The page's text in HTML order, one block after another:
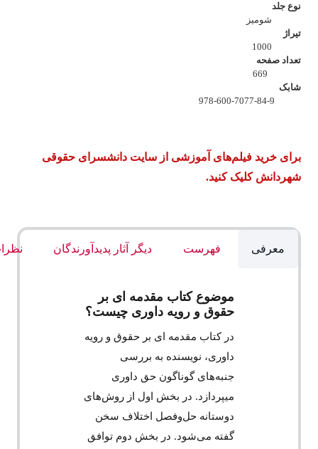
نوع جلد
شومیز
تیراژ
1000
تعداد صفحه
669
شابک
978-600-7077-84-9
برای خرید فیلم‌های آموزشی از سایت دانشسرای حقوقی
شهردانش کلیک کنید.
معرفی فهرست دیگر آثار پدیدآورندگان
موضوع کتاب مقدمه ای بر
حقوق و رویه داوری چیست؟
در کتاب مقدمه ای بر حقوق و رویه
داوری، نویسنده به بررسی
جنبه‌های گوناگون حق داوری
میپردازد. در بخش اول از روش‌های
دوستانه حل‌وفصل اختلاف سخن
گفته می‌شود. در بخش دوم توافق